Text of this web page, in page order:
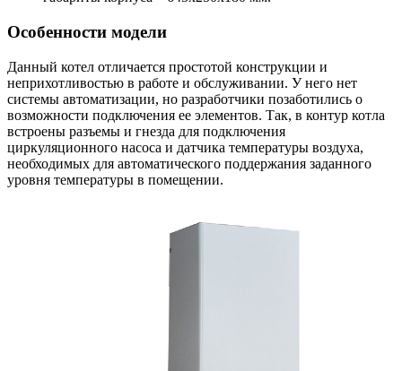
Особенности модели
Данный котел отличается простотой конструкции и
неприхотливостью в работе и обслуживании. У него нет
системы автоматизации, но разработчики позаботились о
возможности подключения ее элементов. Так, в контур котла
встроены разъемы и гнезда для подключения
циркуляционного насоса и датчика температуры воздуха,
необходимых для автоматического поддержания заданного
уровня температуры в помещении.